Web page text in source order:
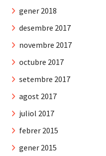
gener 2018
desembre 2017
novembre 2017
octubre 2017
setembre 2017
agost 2017
juliol 2017
febrer 2015
gener 2015